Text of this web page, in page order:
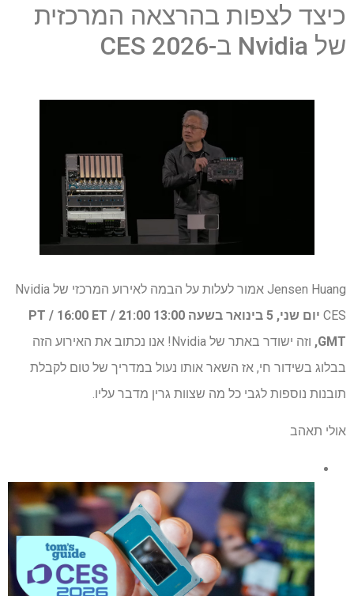
כיצד לצפות בהרצאה המרכזית
של Nvidia ב-CES 2026
Jensen Huang אמור לעלות על הבמה לאירוע המרכזי של Nvidia
CES
יום שני, 5 בינואר בשעה 13:00 PT / 16:00 ET / 21:00
GMT,
וזה ישודר באתר של Nvidia! אנו נכתוב את האירוע הזה
בבלוג בשידור חי, אז השאר אותו נעול במדריך של טום לקבלת
תובנות נוספות לגבי כל מה שצוות גרין מדבר עליו.
אולי תאהב